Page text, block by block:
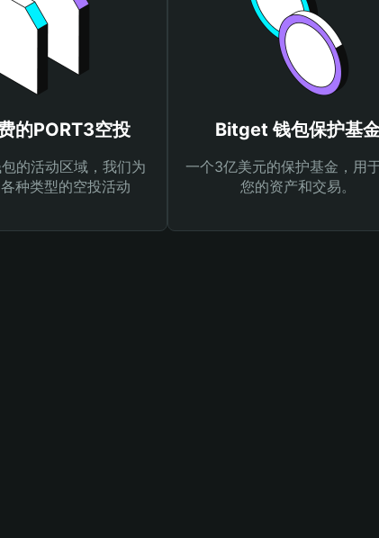
的PORT3空投
的活动区域，我们为
种类型的空投活动
Bitget 钱包保护基
一个3亿美元的保护基金，用
您的资产和交易。